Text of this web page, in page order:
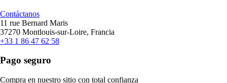
Contáctanos
11 rue Bernard Maris
37270 Montlouis-sur-Loire, Francia
+33 1 86 47 62 58
Pago seguro
Compra en nuestro sitio con total confianza